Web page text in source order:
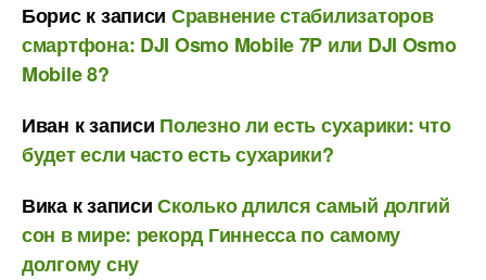
Бориск записи Сравнение стабилизаторов
смартфона: DJI Osmo Mobile 7P или DJI Osmo
Mobile 8?
Иван к записи Полезно ли есть сухарики: что
будет если часто есть сухарики?
Викак записиСколько длился самый долгий
сон в мире: рекорд Гиннесса по самому
долгому сну